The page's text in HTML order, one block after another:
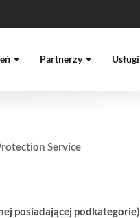
Partnerzy Usługi
Service
posiadającej podkategorie)